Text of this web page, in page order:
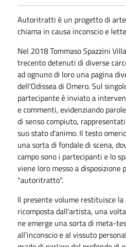
Autoritratti è un progetto di
chiama in causa inconscio e
Nel 2018 Tommaso Spazzini
trecento detenuti di diverse
ad ognuno di loro una pagina
dell'Odissea di Omero. Sul
partecipante è inviato a
e commenti, evidenziando
di senso compiuto,
suo stato d'animo. Il testo
una sorta di fondale di scena,
campo sono i partecipanti e lo
viene loro messo a disposizione
"autoritratto".
Il presente volume restituisce la
ricomposta dall'artista, una
ne emerge una sorta di meta-
all’inconscio e al vissuto